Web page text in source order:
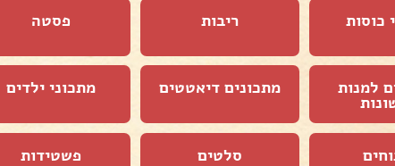
כוסות ריבות פסטה
למנות מתכונים דיאטטים מתכוני ילדים
סלטים פשטידות